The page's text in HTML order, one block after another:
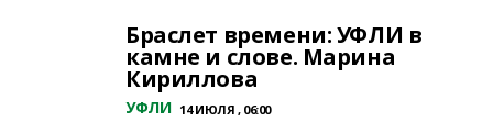
Браслет времени: УФЛИ в
камне и слове. Марина
Кириллова
УФЛИ 14 ИЮЛЯ , 06:00